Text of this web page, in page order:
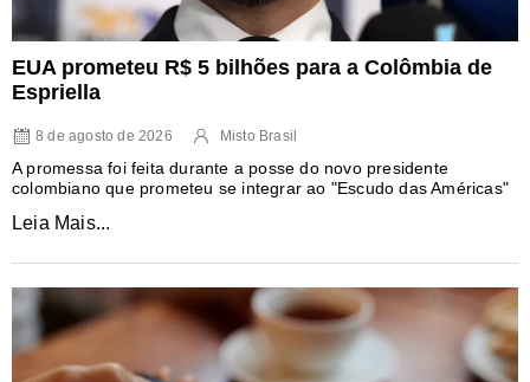
EUA prometeu R$ 5 bilhões para a Colômbia de
Espriella
8 de agosto de 2026 Misto Brasil
A promessa foi feita durante a posse do novo presidente
colombiano que prometeu se integrar ao "Escudo das Américas"
Leia Mais...